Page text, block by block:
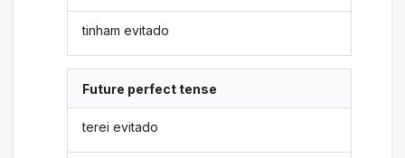
tinham evitado
Future perfect tense
terei evitado